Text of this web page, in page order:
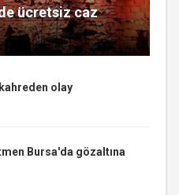
ücretsiz caz
olay
Bursa'da gözaltına